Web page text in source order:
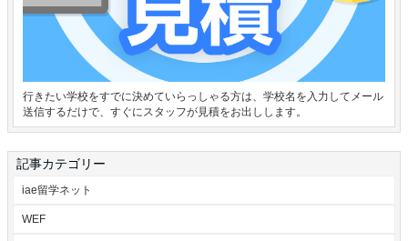
行きたい学校をすでに決めていらっしゃる方は、学校名を入力してメール
送信するだけで、すぐにスタッフが見積をお出しします。
記事カテゴリー
iae留学ネット
WEF